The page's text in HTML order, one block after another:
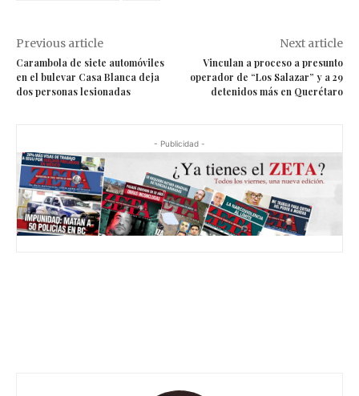
Previous article
Carambola de siete automóviles
en el bulevar Casa Blanca deja
dos personas lesionadas
Next article
Vinculan a proceso a presunto
operador de “Los Salazar” y a 29
detenidos más en Querétaro
- Publicidad -